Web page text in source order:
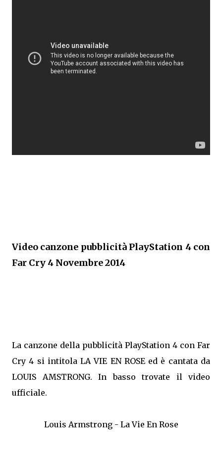
Video canzone pubblicità PlayStation 4 con
Far Cry 4 Novembre 2014
La canzone della pubblicità PlayStation 4 con Far
Cry 4 si intitola LA VIE EN ROSE ed è cantata da
LOUIS AMSTRONG. In basso trovate il video
ufficiale.
Louis Armstrong - La Vie En Rose